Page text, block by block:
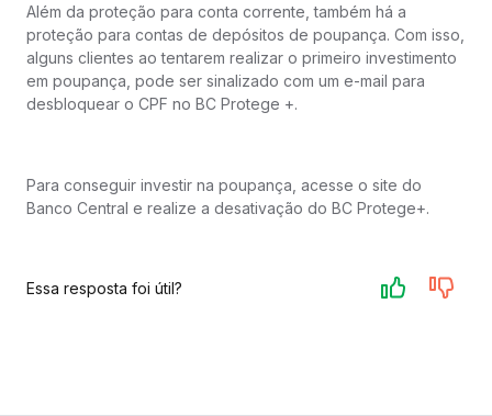
Além da proteção para conta corrente, também há a
proteção para contas de depósitos de poupança. Com isso,
alguns clientes ao tentarem realizar o primeiro investimento
em poupança, pode ser sinalizado com um e-mail para
desbloquear o CPF no BC Protege +.
Para conseguir investir na poupança, acesse o site do
Banco Central e realize a desativação do BC Protege+.
Essa resposta foi útil?